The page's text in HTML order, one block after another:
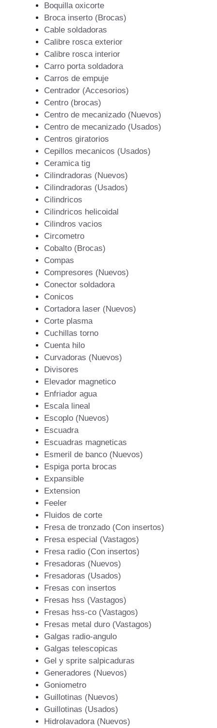
Boquilla oxicorte
Broca inserto (Brocas)
Cable soldadoras
Calibre rosca exterior
Calibre rosca interior
Carro porta soldadora
Carros de empuje
Centrador (Accesorios)
Centro (brocas)
Centro de mecanizado (Nuevos)
Centro de mecanizado (Usados)
Centros giratorios
Cepillos mecanicos (Usados)
Ceramica tig
Cilindradoras (Nuevos)
Cilindradoras (Usados)
Cilindricos
Cilindricos helicoidal
Cilindros vacios
Circometro
Cobalto (Brocas)
Compas
Compresores (Nuevos)
Conector soldadora
Conicos
Cortadora laser (Nuevos)
Corte plasma
Cuchillas torno
Cuenta hilo
Curvadoras (Nuevos)
Divisores
Elevador magnetico
Enfriador agua
Escala lineal
Escoplo (Nuevos)
Escuadra
Escuadras magneticas
Esmeril de banco (Nuevos)
Espiga porta brocas
Expansible
Extension
Feeler
Fluidos de corte
Fresa de tronzado (Con insertos)
Fresa especial (Vastagos)
Fresa radio (Con insertos)
Fresadoras (Nuevos)
Fresadoras (Usados)
Fresas con insertos
Fresas hss (Vastagos)
Fresas hss-co (Vastagos)
Fresas metal duro (Vastagos)
Galgas radio-angulo
Galgas telescopicas
Gel y sprite salpicaduras
Generadores (Nuevos)
Goniometro
Guillotinas (Nuevos)
Guillotinas (Usados)
Hidrolavadora (Nuevos)